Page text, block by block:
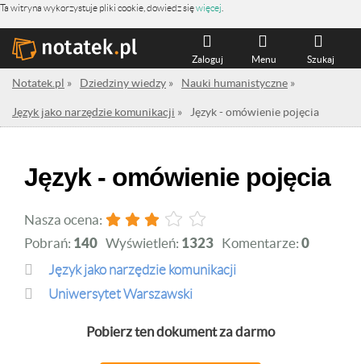
Ta witryna wykorzystuje pliki cookie, dowiedz sięwięcej
Szukaj
Menu
Zaloguj
Notatek.pl » Dziedziny wiedzy » Nauki humanistyczne »
Język jako narzędzie komunikacji » Język - omówienie pojęcia
Język - omówienie pojęcia
Nasza ocena:
Pobrań: 140 Wyświetleń: 1323 Komentarze: 0
Język jako narzędzie komunikacji
Uniwersytet Warszawski
Pobierz ten dokument za darmo